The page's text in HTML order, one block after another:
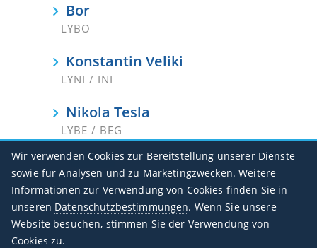
Bor
LYBO
Konstantin Veliki
LYNI / INI
Nikola Tesla
LYBE / BEG
Ponikve
LYUZ
Vrsac
LYVR
Wir verwenden Cookies zur Bereitstellung unserer Dienste
sowie für Analysen und zu Marketingzwecken. Weitere
Informationen zur Verwendung von Cookies finden Sie in
unseren Datenschutzbestimmungen. Wenn Sie unsere
Website besuchen, stimmen Sie der Verwendung von
Cookies zu.